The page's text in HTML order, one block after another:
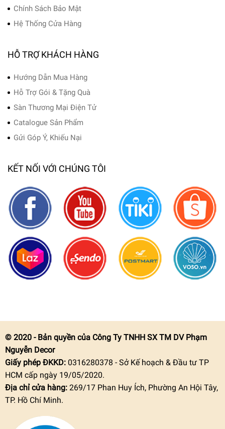
Chính Sách Bảo Mật
Hệ Thống Cửa Hàng
HỖ TRỢ KHÁCH HÀNG
Hướng Dẫn Mua Hàng
Hỗ Trợ Gói & Tặng Quà
Sàn Thương Mại Điện Tử
Catalogue Sản Phẩm
Gửi Góp Ý, Khiếu Nại
KẾT NỐI VỚI CHÚNG TÔI
© 2020 - Bản quyền của Công Ty TNHH SX TM DV Phạm
Nguyễn Decor
Giấy phép ĐKKD:0316280378 - Sở Kế hoạch & Đầu tư TP
HCM cấp ngày 19/05/2020.
Địa chỉ cửa hàng: 269/17 Phan Huy Ích, Phường An Hội Tây,
TP. Hồ Chí Minh.